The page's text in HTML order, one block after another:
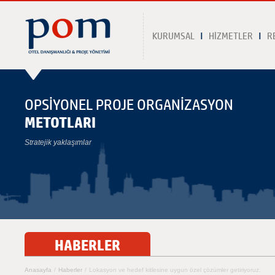
KURUMSAL HİZMETLER
OPSİYONEL PROJE ORGANİZASYON
METOTLARI
Stratejik yaklaşımlar
HABERLER
Anasayfa / Haberler / Lokasyon ve hedef kitlesine uygun özel çözümler getiriyoruz.